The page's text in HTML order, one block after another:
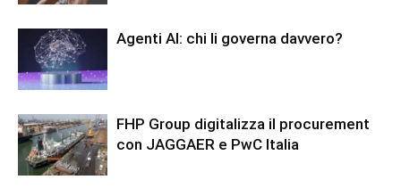
Agenti AI: chi li governa davvero?
FHP Group digitalizza il procurement
con JAGGAER e PwC Italia